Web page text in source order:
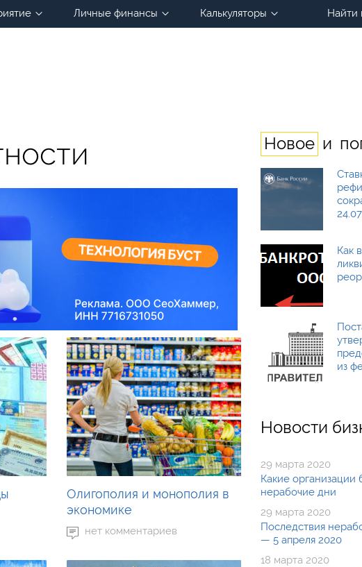
Личные финансы Калькуляторы Найти
Олигополия и монополия в
экономике
нет комментариев
Новое и
Как
из
Новости
29 марта 2020
Какие организации
нерабочие дни
29 марта 2020
Последствия
— 5 апреля 2020
18 марта 2020